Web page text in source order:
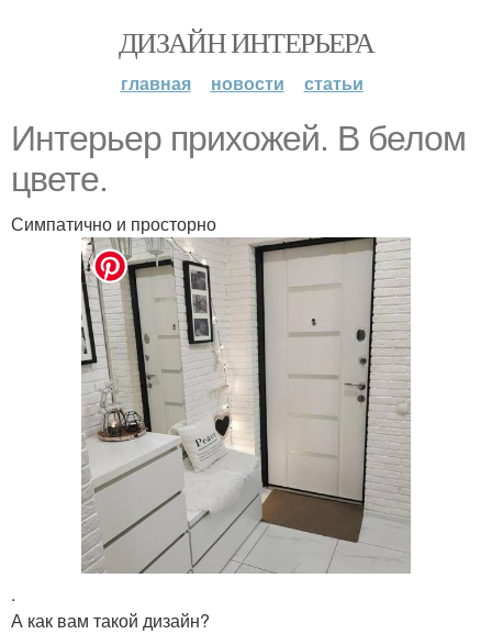
ДИЗАЙН ИНТЕРЬЕРА
главная новости статьи
Интерьер прихожей. В белом
цвете.
Симпатично и просторно
.
А как вам такой дизайн?